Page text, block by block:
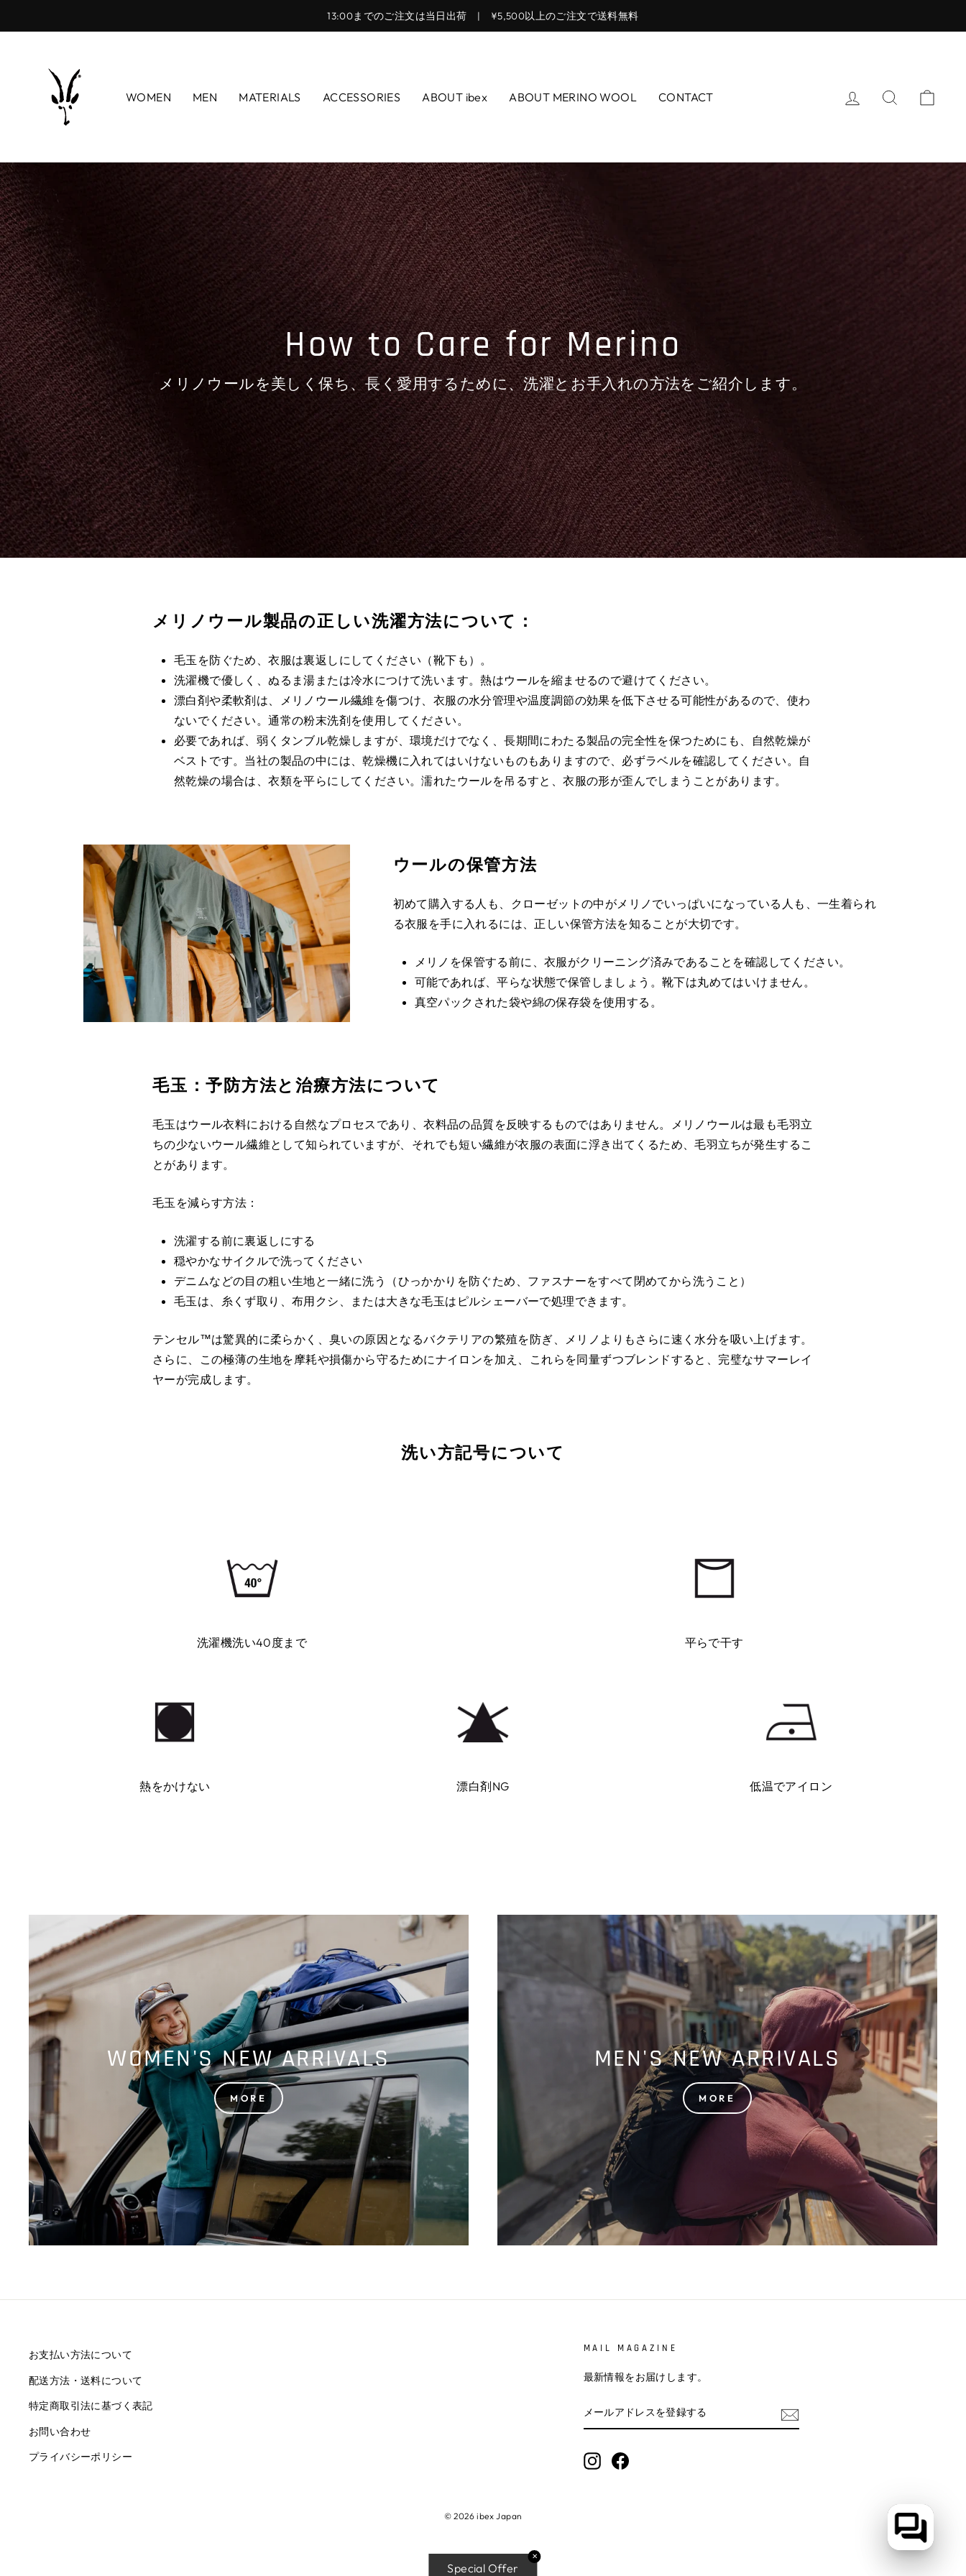
ン
ッ
プ
す
る
ス
ド
を
止
め
る
13:00までのご注文は当日出荷 | ¥5,500以上のご注文で送料無料
WOMEN MEN MATERIALS ACCESSORIES ABOUT ibex ABOUT MERINO WOOL CONTACT ログイン サイトを検
How to Care for Merino
メリノウールを美しく保ち、長く愛用するために、洗濯とお手入れの方法をご紹介します。
メリノウール製品の正しい洗濯方法について：
毛玉を防ぐため、衣服は裏返しにしてください（靴下も）。
洗濯機で優しく、ぬるま湯または冷水につけて洗います。熱はウールを縮ませるので避けてください。
漂白剤や柔軟剤は、メリノウール繊維を傷つけ、衣服の水分管理や温度調節の効果を低下させる可能性があるので、使わ
ないでください。通常の粉末洗剤を使用してください。
必要であれば、弱くタンブル乾燥しますが、環境だけでなく、長期間にわたる製品の完全性を保つためにも、自然乾燥が
ベストです。当社の製品の中には、乾燥機に入れてはいけないものもありますので、必ずラベルを確認してください。自
然乾燥の場合は、衣類を平らにしてください。濡れたウールを吊るすと、衣服の形が歪んでしまうことがあります。
ウールの保管方法
初めて購入する人も、クローゼットの中がメリノでいっぱいになっている人も、一生着られ
る衣服を手に入れるには、正しい保管方法を知ることが大切です。
メリノを保管する前に、衣服がクリーニング済みであることを確認してください。
可能であれば、平らな状態で保管しましょう。靴下は丸めてはいけません。
真空パックされた袋や綿の保存袋を使用する。
毛玉：予防方法と治療方法について
毛玉はウール衣料における自然なプロセスであり、衣料品の品質を反映するものではありません。メリノウールは最も毛羽立
ちの少ないウール繊維として知られていますが、それでも短い繊維が衣服の表面に浮き出てくるため、毛羽立ちが発生するこ
とがあります。
毛玉を減らす方法：
洗濯する前に裏返しにする
穏やかなサイクルで洗ってください
デニムなどの目の粗い生地と一緒に洗う（ひっかかりを防ぐため、ファスナーをすべて閉めてから洗うこと）
毛玉は、糸くず取り、布用クシ、または大きな毛玉はピルシェーバーで処理できます。
テンセル™は驚異的に柔らかく、臭いの原因となるバクテリアの繁殖を防ぎ、メリノよりもさらに速く水分を吸い上げます。
さらに、この極薄の生地を摩耗や損傷から守るためにナイロンを加え、これらを同量ずつブレンドすると、完璧なサマーレイ
ヤーが完成します。
洗い方記号について
洗濯機洗い40度まで 平らで干す
熱をかけない 漂白剤NG 低温でアイロン
WOMEN'S NEW ARRIVALS
MORE
MEN'S NEW ARRIVALS
MORE
お支払い方法について
配送方法・送料について
特定商取引法に基づく表記
お問い合わせ
プライバシーポリシー
MAIL MAGAZINE
最新情報をお届けします。
ー
ル
ド
レ
録
す
InstagramFacebook
© 2026 ibex Japan
✕
Special Offer